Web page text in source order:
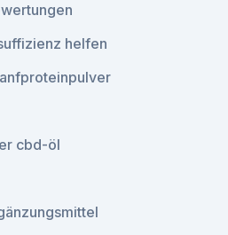
helfen
cbd-öl